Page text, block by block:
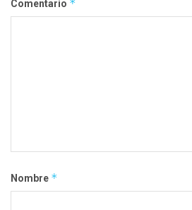
Comentario *
Nombre *